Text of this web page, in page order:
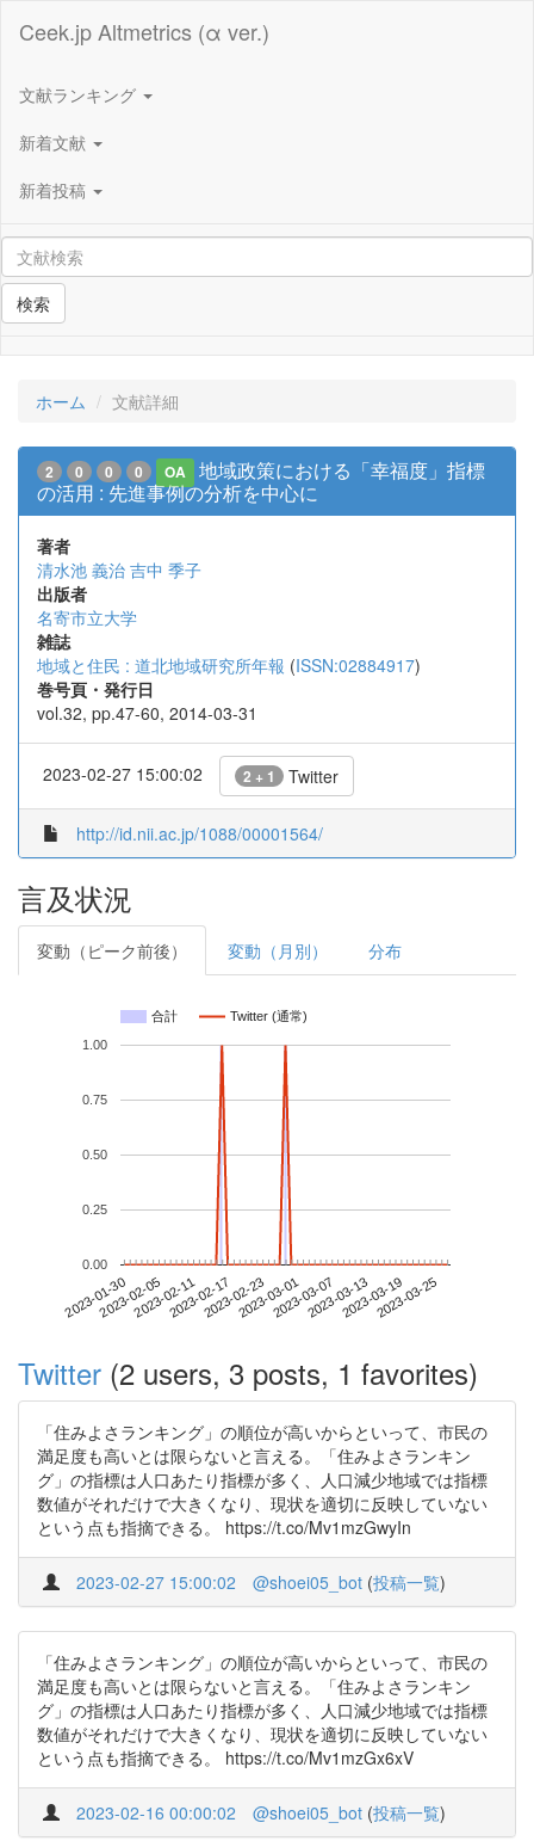
Ceek.jp Altmetrics (α ver.)
文献ランキング
新着文献
新着投稿
検索
ホーム 文献詳細
2 0 0 0 OA
地域政策における「幸福度」指標
の活用 : 先進事例の分析を中心に
著者
清水池 義治 吉中 季子
出版者
名寄市立大学
雑誌
地域と住民 : 道北地域研究所年報 (ISSN:02884917)
巻号頁・発行日
vol.32, pp.47-60, 2014-03-31
2023-02-27 15:00:02 2 + 1 Twitter
http://id.nii.ac.jp/1088/00001564/
言及状況
変動（ピーク前後） 変動（月別） 分布
合計 Twitter (通常)
2023-01-302023-02-052023-02-112023-02-172023-02-232023-03-012023-03-072023-03-132023-03-192023-03-25
0.00
0.25
0.50
0.75
1.00
Twitter (2 users, 3 posts, 1 favorites)
「住みよさランキング」の順位が高いからといって、市民の
満足度も高いとは限らないと言える。「住みよさランキン
グ」の指標は人口あたり指標が多く、人口減少地域では指標
数値がそれだけで大きくなり、現状を適切に反映していない
という点も指摘できる。 https://t.co/Mv1mzGwyIn
2023-02-27 15:00:02 @shoei05_bot (投稿一覧)
「住みよさランキング」の順位が高いからといって、市民の
満足度も高いとは限らないと言える。「住みよさランキン
グ」の指標は人口あたり指標が多く、人口減少地域では指標
数値がそれだけで大きくなり、現状を適切に反映していない
という点も指摘できる。 https://t.co/Mv1mzGx6xV
2023-02-16 00:00:02 @shoei05_bot (投稿一覧)